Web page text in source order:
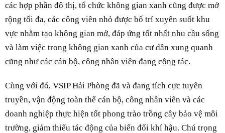
các hợp phần đô thị, tổ chức không gian xanh cũng được mở
rộng tối đa, các công viên nhỏ được bố trí xuyên suốt khu
vực nhằm tạo không gian mở, đáp ứng tốt nhất nhu cầu sống
và làm việc trong không gian xanh của cư dân xung quanh
cũng như các cán bộ, công nhân viên đang công tác.
Cùng với đó, VSIP Hải Phòng đã và đang tích cực tuyên
truyền, vận động toàn thể cán bộ, công nhân viên và các
doanh nghiệp thực hiện tốt phong trào trồng cây bảo vệ môi
trường, giảm thiểu tác động của biến đổi khí hậu. Chú trọng